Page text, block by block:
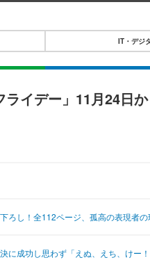
IT・デジタルTOP
音楽
ペット
その他
IT・デジ
ライデー」11月24日
ろし！全112ページ、孤高の表現者
に成功し思わず「えぬ、えち、けー